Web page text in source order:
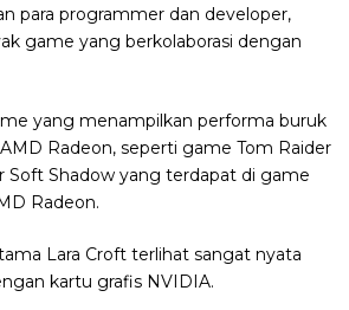
para programmer dan developer,
game yang berkolaborasi dengan
yang menampilkan performa buruk
Radeon, seperti game Tom Raider
Soft Shadow yang terdapat di game
Radeon.
Lara Croft terlihat sangat nyata
kartu grafis NVIDIA.